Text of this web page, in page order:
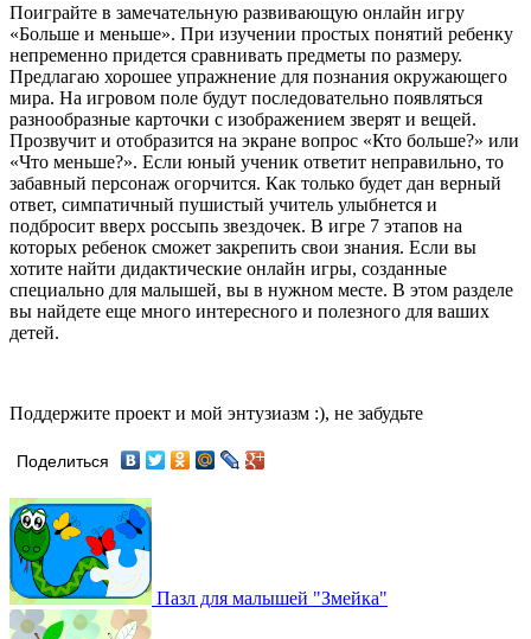
Поиграйте в замечательную развивающую онлайн игру
«Больше и меньше». При изучении простых понятий ребенку
непременно придется сравнивать предметы по размеру.
Предлагаю хорошее упражнение для познания окружающего
мира. На игровом поле будут последовательно появляться
разнообразные карточки с изображением зверят и вещей.
Прозвучит и отобразится на экране вопрос «Кто больше?» или
«Что меньше?». Если юный ученик ответит неправильно, то
забавный персонаж огорчится. Как только будет дан верный
ответ, симпатичный пушистый учитель улыбнется и
подбросит вверх россыпь звездочек. В игре 7 этапов на
которых ребенок сможет закрепить свои знания. Если вы
хотите найти дидактические онлайн игры, созданные
специально для малышей, вы в нужном месте. В этом разделе
вы найдете еще много интересного и полезного для ваших
детей.
Поддержите проект и мой энтузиазм :), не забудьте
Поделиться
Пазл для малышей "Змейка"